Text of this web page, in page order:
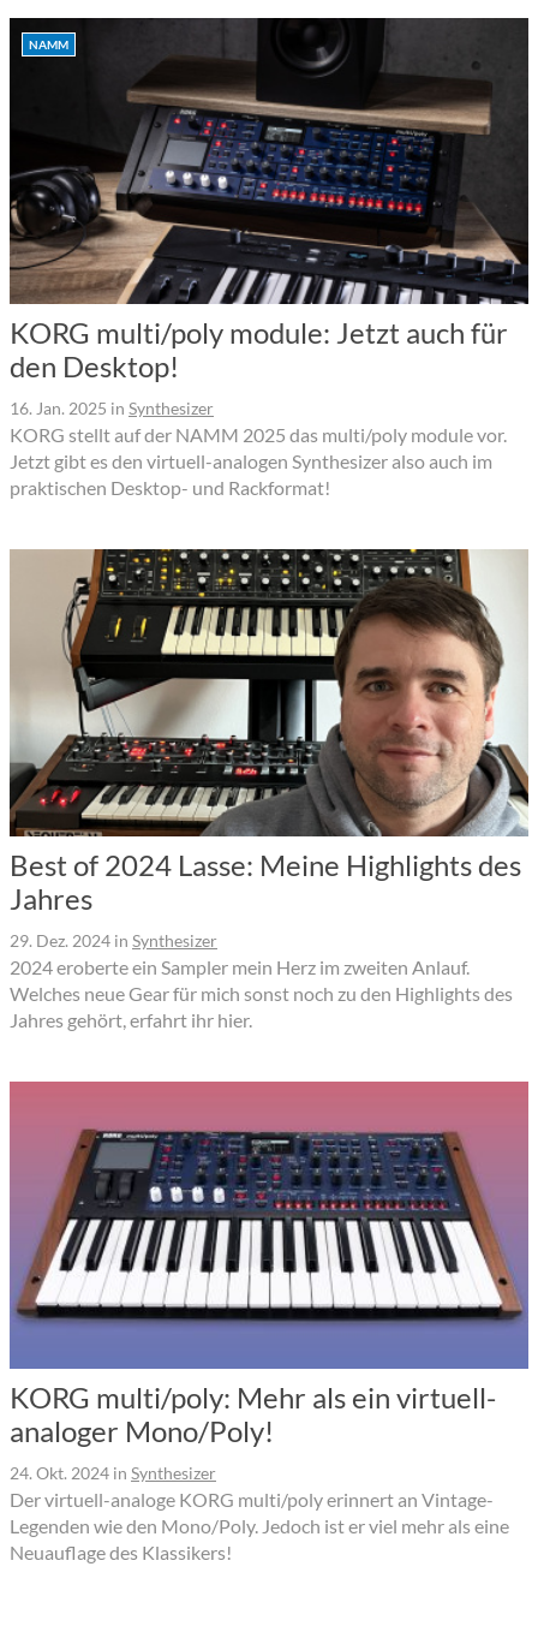
NAMM
KORG multi/poly module: Jetzt auch für
den Desktop!
16. Jan. 2025 in Synthesizer
KORG stellt auf der NAMM 2025 das multi/poly module vor.
Jetzt gibt es den virtuell-analogen Synthesizer also auch im
praktischen Desktop- und Rackformat!
Best of 2024 Lasse: Meine Highlights des
Jahres
29. Dez. 2024 in Synthesizer
2024 eroberte ein Sampler mein Herz im zweiten Anlauf.
Welches neue Gear für mich sonst noch zu den Highlights des
Jahres gehört, erfahrt ihr hier.
KORG multi/poly: Mehr als ein virtuell-
analoger Mono/Poly!
24. Okt. 2024 in Synthesizer
Der virtuell-analoge KORG multi/poly erinnert an Vintage-
Legenden wie den Mono/Poly. Jedoch ist er viel mehr als eine
Neuauflage des Klassikers!